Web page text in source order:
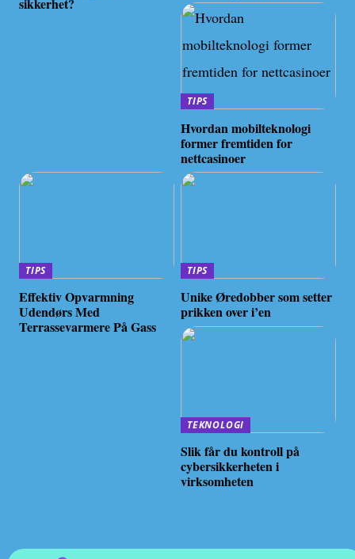
TIPS
Hvordan mobilteknologi
former fremtiden for
nettcasinoer
TIPS
Effektiv Opvarmning
Udendørs Med
Terrassevarmere På Gass
TIPS
Unike Øredobber som setter
prikken over i’en
TEKNOLOGI
Slik får du kontroll på
cybersikkerheten i
virksomheten